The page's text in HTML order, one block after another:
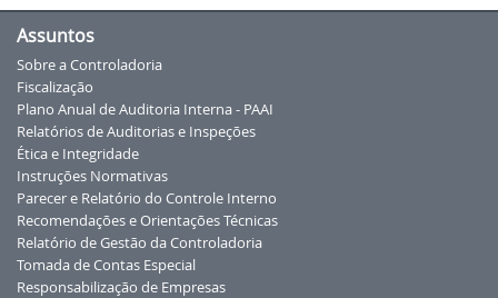
Assuntos
Sobre a Controladoria
Fiscalização
Plano Anual de Auditoria Interna - PAAI
Relatórios de Auditorias e Inspeções
Ética e Integridade
Instruções Normativas
Parecer e Relatório do Controle Interno
Recomendações e Orientações Técnicas
Relatório de Gestão da Controladoria
Tomada de Contas Especial
Responsabilização de Empresas